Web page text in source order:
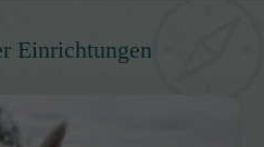
Einrichtungen